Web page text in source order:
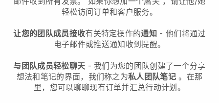
轻松访问订单和客户服务。
让您的团队成员接收有关特定操作的通知 - 他们将通过
电子邮件或推送通知收到提醒。
与团队成员轻松聊天 - 我们为您的团队创建了一个分享
想法和笔记的界面，我们称之为私人团队笔记 。在那
里，您可以聊聊现有订单并汇总行动计划。